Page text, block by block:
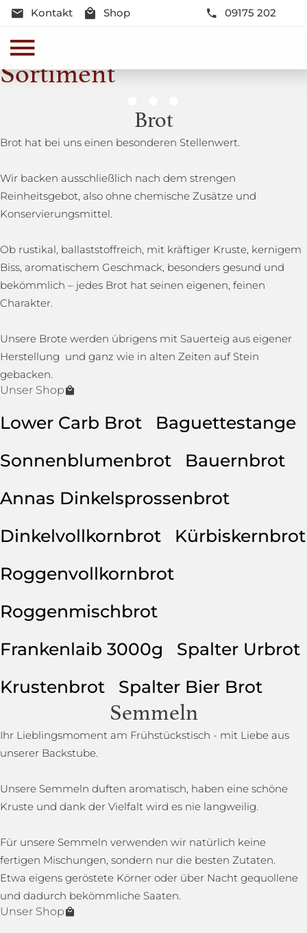
Kontakt Shop 09175 202
Sortiment
Genussmomente
Herzhaft oder süß - Beste Qualität und Frische sind
Brot
Brot hat bei uns einen besonderen Stellenwert.
Wir backen ausschließlich nach dem strengen
Reinheitsgebot, also ohne chemische Zusätze und
Konservierungsmittel.
Ob rustikal, ballaststoffreich, mit kräftiger Kruste, kernigem
Biss, aromatischem Geschmack, besonders gesund und
bekömmlich – jedes Brot hat seinen eigenen, feinen
Charakter.
Unsere Brote werden übrigens mit Sauerteig aus eigener
Herstellung und ganz wie in alten Zeiten auf Stein
gebacken.
Unser Shop
Lower Carb Brot
Baguettestange
Sonnenblumenbrot
Bauernbrot
Annas Dinkelsprossenbrot
Dinkelvollkornbrot
Kürbiskernbrot
Roggenvollkornbrot
Roggenmischbrot
Frankenlaib 3000g
Spalter Urbrot
Krustenbrot
Spalter Bier Brot
Semmeln
Ihr Lieblingsmoment am Frühstückstisch - mit Liebe aus
unserer Backstube.
Unsere Semmeln duften aromatisch, haben eine schöne
Kruste und dank der Vielfalt wird es nie langweilig.
Für unsere Semmeln verwenden wir natürlich keine
fertigen Mischungen, sondern nur die besten Zutaten.
Etwa eigens geröstete Körner oder über Nacht gequollene
und dadurch bekömmliche Saaten.
Unser Shop